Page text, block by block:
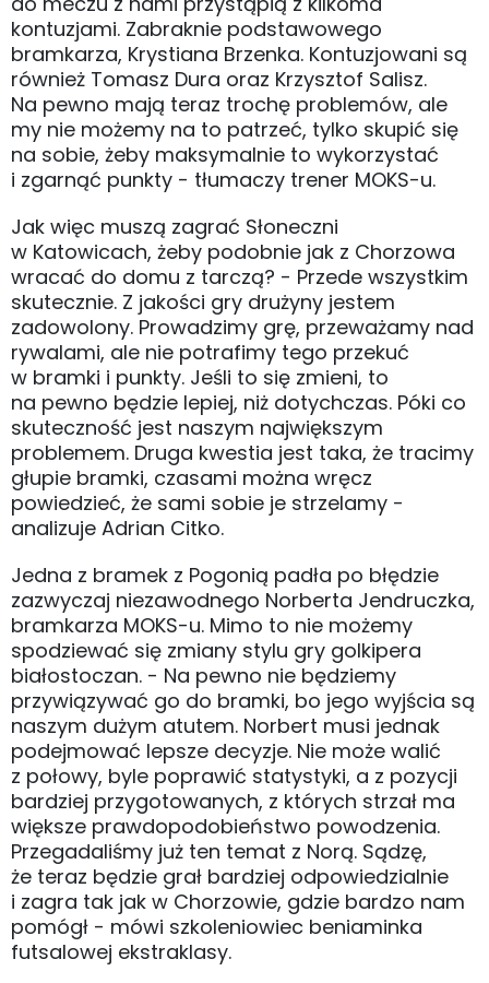
kontuzjami. Zabraknie podstawowego
bramkarza, Krystiana Brzenka. Kontuzjowani są
również Tomasz Dura oraz Krzysztof Salisz.
Na pewno mają teraz trochę problemów, ale
my nie możemy na to patrzeć, tylko skupić się
na sobie, żeby maksymalnie to wykorzystać
i zgarnąć punkty - tłumaczy trener MOKS-u.
Jak więc muszą zagrać Słoneczni
w Katowicach, żeby podobnie jak z Chorzowa
wracać do domu z tarczą? - Przede wszystkim
skutecznie. Z jakości gry drużyny jestem
zadowolony. Prowadzimy grę, przeważamy nad
rywalami, ale nie potrafimy tego przekuć
w bramki i punkty. Jeśli to się zmieni, to
na pewno będzie lepiej, niż dotychczas. Póki co
skuteczność jest naszym największym
problemem. Druga kwestia jest taka, że tracimy
głupie bramki, czasami można wręcz
powiedzieć, że sami sobie je strzelamy -
analizuje Adrian Citko.
Jedna z bramek z Pogonią padła po błędzie
zazwyczaj niezawodnego Norberta Jendruczka,
bramkarza MOKS-u. Mimo to nie możemy
spodziewać się zmiany stylu gry golkipera
białostoczan. - Na pewno nie będziemy
przywiązywać go do bramki, bo jego wyjścia są
naszym dużym atutem. Norbert musi jednak
podejmować lepsze decyzje. Nie może walić
z połowy, byle poprawić statystyki, a z pozycji
bardziej przygotowanych, z których strzał ma
większe prawdopodobieństwo powodzenia.
Przegadaliśmy już ten temat z Norą. Sądzę,
że teraz będzie grał bardziej odpowiedzialnie
i zagra tak jak w Chorzowie, gdzie bardzo nam
pomógł - mówi szkoleniowiec beniaminka
futsalowej ekstraklasy.